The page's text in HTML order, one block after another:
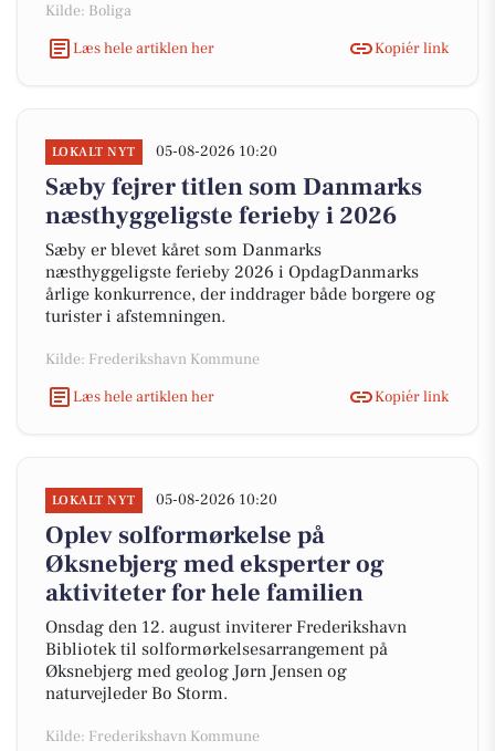
Kilde: Boliga
Læs hele artiklen her
Kopiér link
LOKALT NYT 05-08-2026 10:20
Sæby fejrer titlen som Danmarks
næsthyggeligste ferieby i 2026
Sæby er blevet kåret som Danmarks
næsthyggeligste ferieby 2026 i OpdagDanmarks
årlige konkurrence, der inddrager både borgere og
turister i afstemningen.
Kilde: Frederikshavn Kommune
Læs hele artiklen her
Kopiér link
LOKALT NYT 05-08-2026 10:20
Oplev solformørkelse på
Øksnebjerg med eksperter og
aktiviteter for hele familien
Onsdag den 12. august inviterer Frederikshavn
Bibliotek til solformørkelsesarrangement på
Øksnebjerg med geolog Jørn Jensen og
naturvejleder Bo Storm.
Kilde: Frederikshavn Kommune